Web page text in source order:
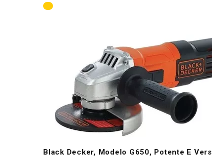
Black Decker, Modelo G650, Potente E